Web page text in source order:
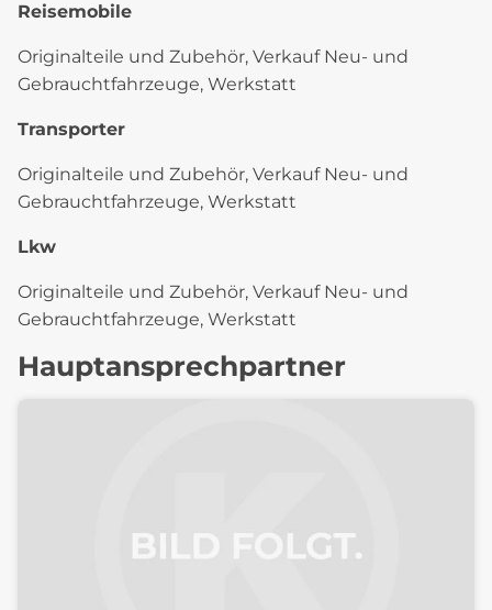
Reisemobile
Originalteile und Zubehör, Verkauf Neu- und
Gebrauchtfahrzeuge, Werkstatt
Transporter
Originalteile und Zubehör, Verkauf Neu- und
Gebrauchtfahrzeuge, Werkstatt
Lkw
Originalteile und Zubehör, Verkauf Neu- und
Gebrauchtfahrzeuge, Werkstatt
Hauptansprechpartner